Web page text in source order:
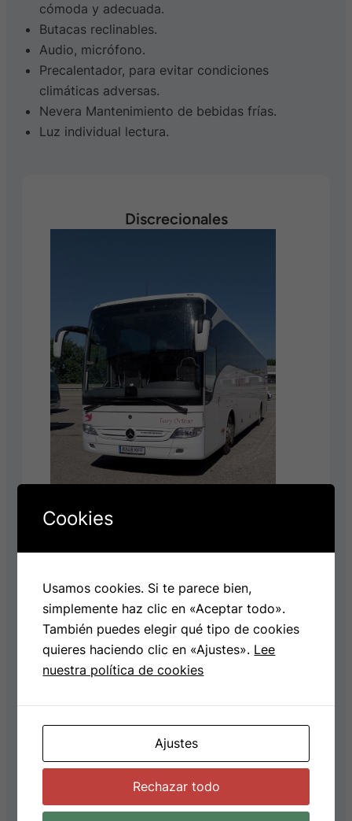
cómoda y adecuada.
Butacas reclinables.
Audio, micrófono.
Precalentador, para evitar condiciones
climáticas adversas.
Nevera Mantenimiento de bebidas frías.
Luz individual lectura.
Discrecionales
aeropuertos, transfers, etc. .
Saber mas
Cookies
Usamos cookies. Si te parece bien,
simplemente haz clic en «Aceptar todo».
También puedes elegir qué tipo de cookies
quieres haciendo clic en «Ajustes». Lee
nuestra política de cookies
Ajustes
Rechazar todo